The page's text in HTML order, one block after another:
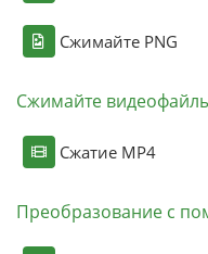
Сжимайте PNG
Сжимайте
Сжатие MP4
Преобразование с